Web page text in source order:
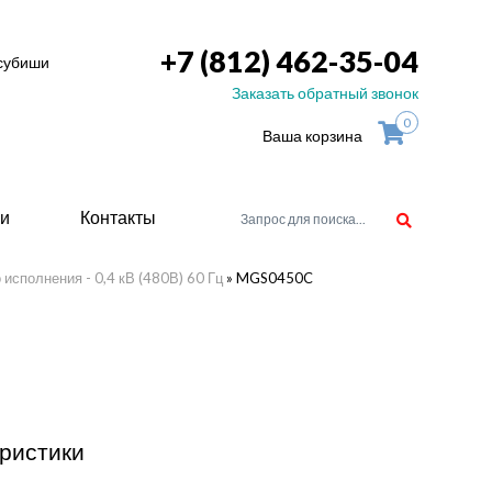
+7 (812) 462-35-04
Заказать обратный звонок
Ваша корзина
0
Контакты
- 0,4 кВ (480В) 60 Гц » MGS0450C